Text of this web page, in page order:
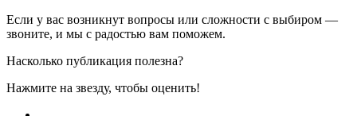
Если у вас возникнут вопросы или сложности с выбиром —
звоните, и мы с радостью вам поможем.
Насколько публикация полезна?
Нажмите на звезду, чтобы оценить!